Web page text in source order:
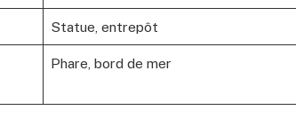
Statue, entrepôt
Phare, bord de mer